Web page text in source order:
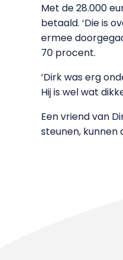
Met de 28.000
betaald. ‘Die is
ermee
70 procent.
‘Dirk was erg
Hij is wel wat
Een vriend van
steunen, kunnen